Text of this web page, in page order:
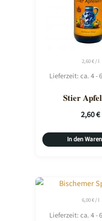
2,60€/ l
Lieferzeit:ca. 4 -
Stier
2,60€
In den
6,00€/ l
Lieferzeit:ca. 4 -